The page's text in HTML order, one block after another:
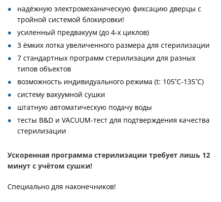
надёжную электромеханическую фиксацию дверцы с
тройной системой блокировки!
усиленный предвакуум (до 4-х циклов)
3 ёмких лотка увеличенного размера для стерилизации
7 стандартных программ стерилизации для разных
типов объектов
возможность индивидуального режима (t: 105˚С-135˚С)
систему вакуумной сушки
штатную автоматическую подачу воды
тесты B&D и VACUUM-тест для подтверждения качества
стерилизации
Ускоренная программа стерилизации требует лишь 12
минут с учётом сушки!
Специально для наконечников!